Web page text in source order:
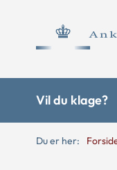
Vil du klage?
Du er her: